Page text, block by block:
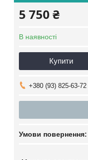
5 750 ₴
В наявності
Купити
+380 (93) 825-63-72